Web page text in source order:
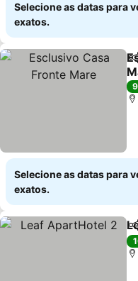
Selecione as datas para
exatos.
Selecione as datas para
exatos.